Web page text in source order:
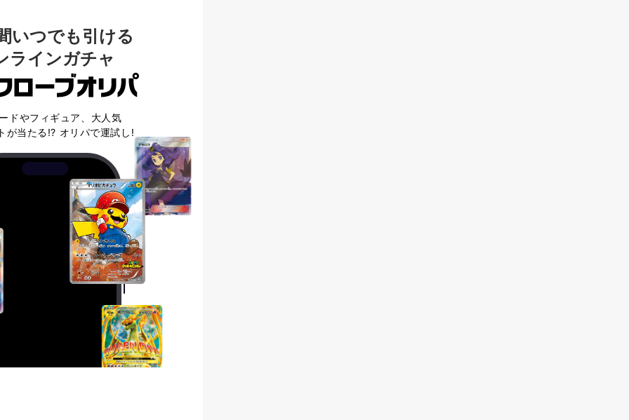
いつでも引ける
ラインガチャ
ドやフィギュア、大人気
が当たる!? オリパで運試し!